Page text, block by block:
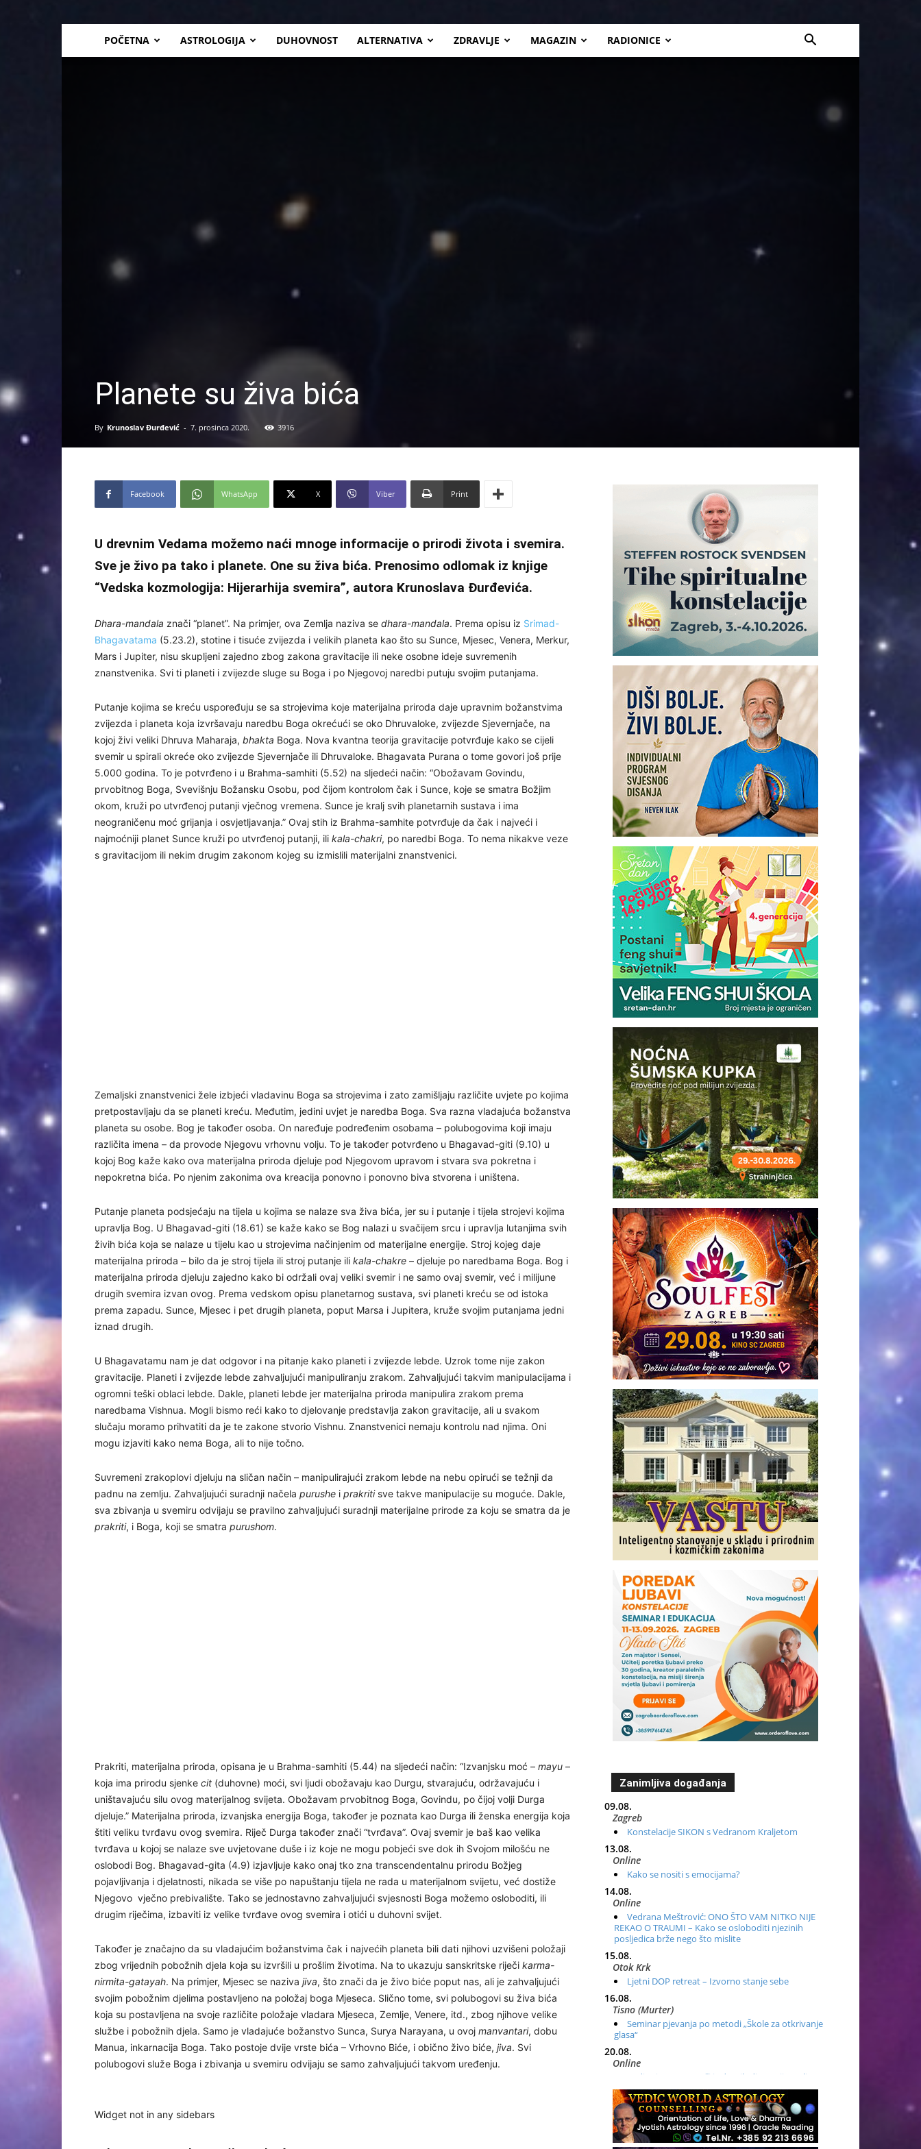
POČETNA ASTROLOGIJA DUHOVNOST ALTERNATIVA ZDRAVLJE MAGAZIN RADIONICE
Planete su živa bića
By Krunoslav Đurđević - 7. prosinca 2020. 3916
Facebook WhatsApp X Viber Print
U drevnim Vedama možemo naći mnoge informacije o prirodi života i svemira.
Sve je živo pa tako i planete. One su živa bića. Prenosimo odlomak iz knjige
“Vedska kozmologija: Hijerarhija svemira”, autora Krunoslava Đurđevića.
Dhara-mandala znači “planet”. Na primjer, ova Zemlja naziva se dhara-mandala. Prema opisu iz Srimad-
Bhagavatama (5.23.2), stotine i tisuće zvijezda i velikih planeta kao što su Sunce, Mjesec, Venera, Merkur,
Mars i Jupiter, nisu skupljeni zajedno zbog zakona gravitacije ili neke osobne ideje suvremenih
znanstvenika. Svi ti planeti i zvijezde sluge su Boga i po Njegovoj naredbi putuju svojim putanjama.
Putanje kojima se kreću uspoređuju se sa strojevima koje materijalna priroda daje upravnim božanstvima
zvijezda i planeta koja izvršavaju naredbu Boga okrećući se oko Dhruvaloke, zvijezde Sjevernjače, na
kojoj živi veliki Dhruva Maharaja, bhakta Boga. Nova kvantna teorija gravitacije potvrđuje kako se cijeli
svemir u spirali okreće oko zvijezde Sjevernjače ili Dhruvaloke. Bhagavata Purana o tome govori još prije
5.000 godina. To je potvrđeno i u Brahma-samhiti (5.52) na sljedeći način: “Obožavam Govindu,
prvobitnog Boga, Svevišnju Božansku Osobu, pod čijom kontrolom čak i Sunce, koje se smatra Božjim
okom, kruži po utvrđenoj putanji vječnog vremena. Sunce je kralj svih planetarnih sustava i ima
neograničenu moć grijanja i osvjetljavanja.” Ovaj stih iz Brahma-samhite potvrđuje da čak i najveći i
najmoćniji planet Sunce kruži po utvrđenoj putanji, ili kala-chakri, po naredbi Boga. To nema nikakve veze
s gravitacijom ili nekim drugim zakonom kojeg su izmislili materijalni znanstvenici.
Zemaljski znanstvenici žele izbjeći vladavinu Boga sa strojevima i zato zamišljaju različite uvjete po kojima
pretpostavljaju da se planeti kreću. Međutim, jedini uvjet je naredba Boga. Sva razna vladajuća božanstva
planeta su osobe. Bog je također osoba. On naređuje podređenim osobama – polubogovima koji imaju
različita imena – da provode Njegovu vrhovnu volju. To je također potvrđeno u Bhagavad-giti (9.10) u
kojoj Bog kaže kako ova materijalna priroda djeluje pod Njegovom upravom i stvara sva pokretna i
nepokretna bića. Po njenim zakonima ova kreacija ponovno i ponovno biva stvorena i uništena.
Putanje planeta podsjećaju na tijela u kojima se nalaze sva živa bića, jer su i putanje i tijela strojevi kojima
upravlja Bog. U Bhagavad-giti (18.61) se kaže kako se Bog nalazi u svačijem srcu i upravlja lutanjima svih
živih bića koja se nalaze u tijelu kao u strojevima načinjenim od materijalne energije. Stroj kojeg daje
materijalna priroda – bilo da je stroj tijela ili stroj putanje ili kala-chakre – djeluje po naredbama Boga. Bog i
materijalna priroda djeluju zajedno kako bi održali ovaj veliki svemir i ne samo ovaj svemir, već i milijune
drugih svemira izvan ovog. Prema vedskom opisu planetarnog sustava, svi planeti kreću se od istoka
prema zapadu. Sunce, Mjesec i pet drugih planeta, poput Marsa i Jupitera, kruže svojim putanjama jedni
iznad drugih.
U Bhagavatamu nam je dat odgovor i na pitanje kako planeti i zvijezde lebde. Uzrok tome nije zakon
gravitacije. Planeti i zvijezde lebde zahvaljujući manipuliranju zrakom. Zahvaljujući takvim manipulacijama i
ogromni teški oblaci lebde. Dakle, planeti lebde jer materijalna priroda manipulira zrakom prema
naredbama Vishnua. Mogli bismo reći kako to djelovanje predstavlja zakon gravitacije, ali u svakom
slučaju moramo prihvatiti da je te zakone stvorio Vishnu. Znanstvenici nemaju kontrolu nad njima. Oni
mogu izjaviti kako nema Boga, ali to nije točno.
Suvremeni zrakoplovi djeluju na sličan način – manipulirajući zrakom lebde na nebu opirući se težnji da
padnu na zemlju. Zahvaljujući suradnji načela purushe i prakritisve takve manipulacije su moguće. Dakle,
sva zbivanja u svemiru odvijaju se pravilno zahvaljujući suradnji materijalne prirode za koju se smatra da je
prakriti, i Boga, koji se smatra purushom.
Prakriti, materijalna priroda, opisana je u Brahma-samhiti (5.44) na sljedeći način: “Izvanjsku moć – mayu –
koja ima prirodu sjenke cit (duhovne) moći, svi ljudi obožavaju kao Durgu, stvarajuću, održavajuću i
uništavajuću silu ovog materijalnog svijeta. Obožavam prvobitnog Boga, Govindu, po čijoj volji Durga
djeluje.” Materijalna priroda, izvanjska energija Boga, također je poznata kao Durga ili ženska energija koja
štiti veliku tvrđavu ovog svemira. Riječ Durga također znači “tvrđava”. Ovaj svemir je baš kao velika
tvrđava u kojoj se nalaze sve uvjetovane duše i iz koje ne mogu pobjeći sve dok ih Svojom milošću ne
oslobodi Bog. Bhagavad-gita (4.9) izjavljuje kako onaj tko zna transcendentalnu prirodu Božjeg
pojavljivanja i djelatnosti, nikada se više po napuštanju tijela ne rada u materijalnom svijetu, već dostiže
Njegovo vječno prebivalište. Tako se jednostavno zahvaljujući svjesnosti Boga možemo osloboditi, ili
drugim riječima, izbaviti iz velike tvrđave ovog svemira i otići u duhovni svijet.
Također je značajno da su vladajućim božanstvima čak i najvećih planeta bili dati njihovi uzvišeni položaji
zbog vrijednih pobožnih djela koja su izvršili u prošlim životima. Na to ukazuju sanskritske riječi karma-
nirmita-gatayah. Na primjer, Mjesec se naziva jiva, što znači da je živo biće poput nas, ali je zahvaljujući
svojim pobožnim djelima postavljeno na položaj boga Mjeseca. Slično tome, svi polubogovi su živa bića
koja su postavljena na svoje različite položaje vladara Mjeseca, Zemlje, Venere, itd., zbog njihove velike
službe i pobožnih djela. Samo je vladajuće božanstvo Sunca, Surya Narayana, u ovoj manvantari, dobu
Manua, inkarnacija Boga. Tako postoje dvije vrste bića – Vrhovno Biće, i obično živo biće, jiva. Svi
polubogovi služe Boga i zbivanja u svemiru odvijaju se samo zahvaljujući takvom uređenju.
Widget not in any sidebars
Zanimljiva događanja
09.08.
Zagreb
Konstelacije SIKON s Vedranom Kraljetom
13.08.
Online
Kako se nositi s emocijama?
14.08.
Online
Vedrana Meštrović: ONO ŠTO VAM NITKO NIJE
REKAO O TRAUMI – Kako se osloboditi njezinih
posljedica brže nego što mislite
15.08.
Otok Krk
Ljetni DOP retreat – Izvorno stanje sebe
16.08.
Tisno (Murter)
Seminar pjevanja po metodi „Škole za otkrivanje
glasa“
20.08.
Online
Radionica: Pomagači iz drugih dimenzija Online –
otvoreno za sve
21.08.
Zagreb+Online
Osnovni ThetaHealing® tečaj, Zagreb i Online